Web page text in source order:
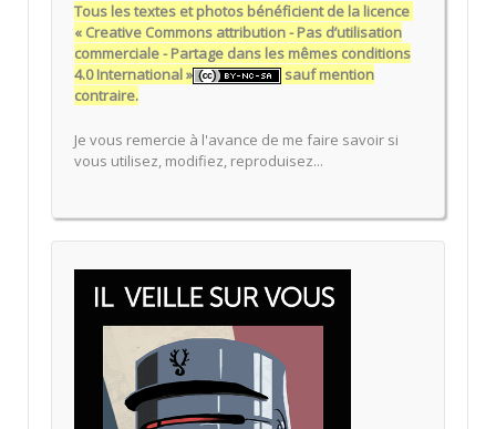
Tous les textes et photos bénéficient de la licence
« Creative Commons attribution - Pas d’utilisation
commerciale - Partage dans les mêmes conditions
4.0 International »
sauf mention
contraire.
Je vous remercie à l'avance de me faire savoir si
vous utilisez, modifiez, reproduisez...